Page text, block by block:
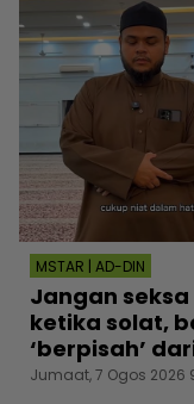
MSTAR | AD-DIN
Jangan
ketika solat,
‘berpisah’
Jumaat, 7 Ogos 2026